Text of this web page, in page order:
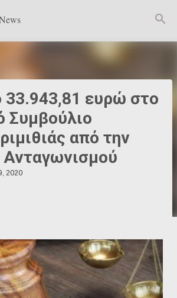
στο κύριο περιεχόμενο
33.943,81 ευρώ στο
Συμβούλιο
από την
Ανταγωνισμού
2020